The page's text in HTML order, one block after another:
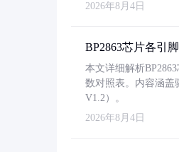
2026年8月4日
BP2863芯片各引
本文详细解析
数对照表。内容涵盖
V1.2）。
2026年8月4日